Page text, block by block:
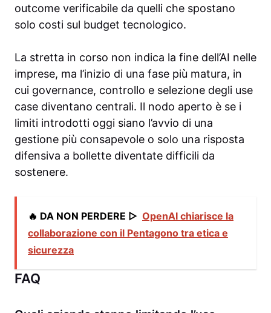
outcome verificabile da quelli che spostano
solo costi sul budget tecnologico.
La stretta in corso non indica la fine dell’AI nelle
imprese, ma l’inizio di una fase più matura, in
cui governance, controllo e selezione degli use
case diventano centrali. Il nodo aperto è se i
limiti introdotti oggi siano l’avvio di una
gestione più consapevole o solo una risposta
difensiva a bollette diventate difficili da
sostenere.
🔥 DA NON PERDERE ▷ OpenAI chiarisce la
collaborazione con il Pentagono tra etica e
sicurezza
FAQ